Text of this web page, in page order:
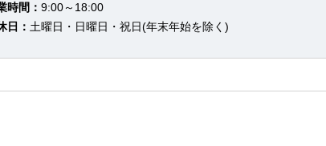
時間： 9:00～18:00
日： 土曜日・日曜日・祝日(年末年始を除く)